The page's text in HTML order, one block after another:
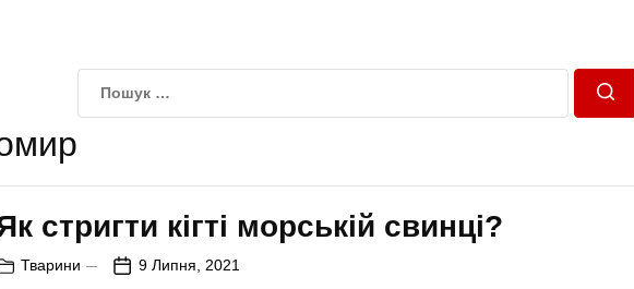
стригти кігті морській свинці?
Тварини 9 Липня, 2021